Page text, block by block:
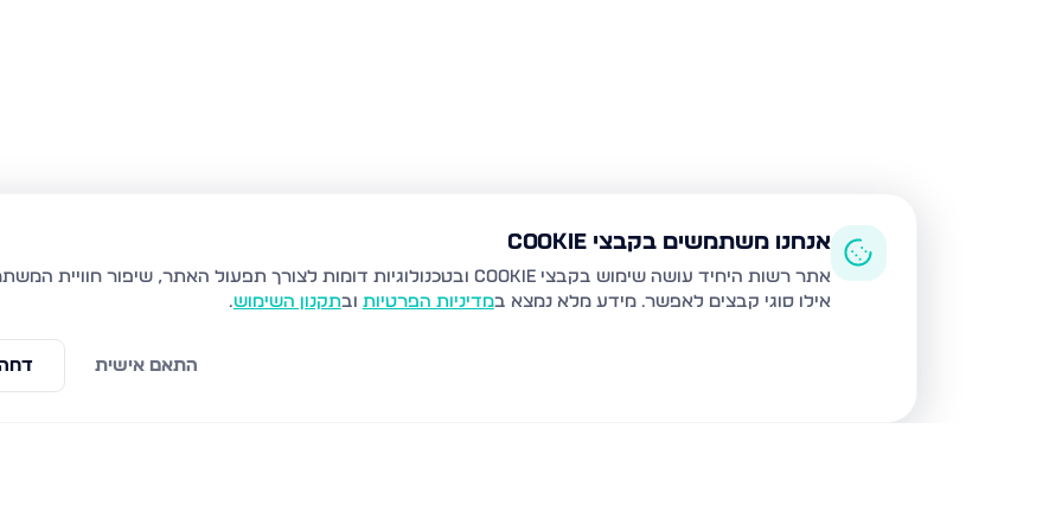
אנחנו משתמשים בקבצי Cookie
אתר רשות היחיד עושה שימוש בקבצי Cookie ובטכנולוגיות דומות לצורך תפעול האתר, שיפור חוויית המשתמש, ניתוח שימוש ושיווק מותאם.
אילו סוגי קבצים לאפשר. מידע מלא נמצא במדיניות הפרטיות ובתקנון השימוש.
דחה התאם אישית